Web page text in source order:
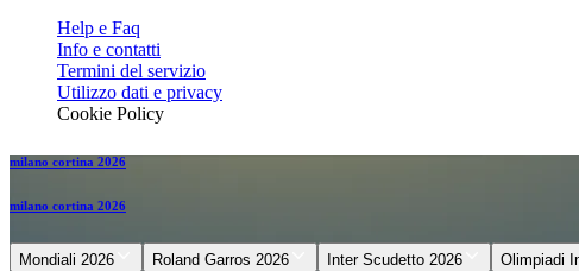
Help e Faq
Info e contatti
Termini del servizio
Utilizzo dati e privacy
Cookie Policy
milano cortina 2026
milano cortina 2026
Mondiali 2026 Roland Garros 2026 Inter Scudetto 2026 Olimpiadi